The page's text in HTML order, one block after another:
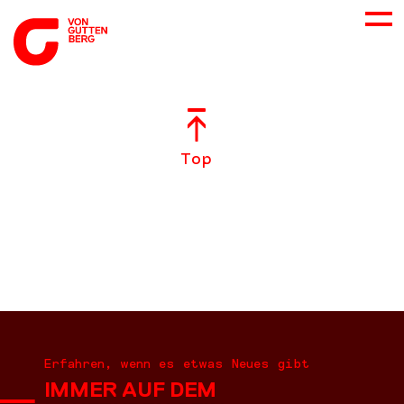
Top
Erfahren, wenn es etwas Neues gibt
IMMER AUF DEM